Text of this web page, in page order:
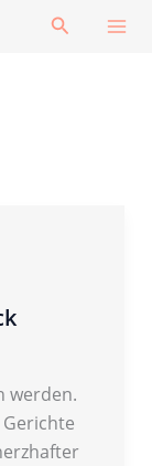
Suchen
werden.